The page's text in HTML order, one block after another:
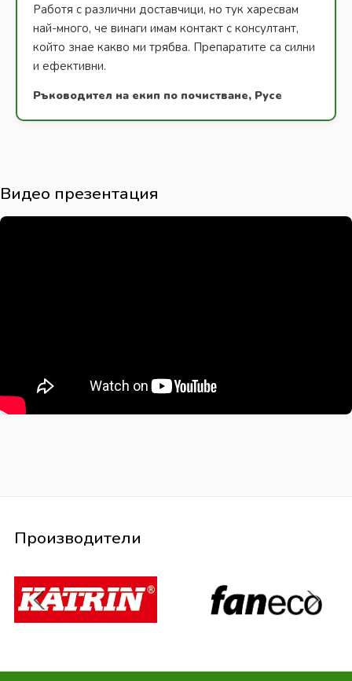
Работя с различни доставчици, но тук харесвам
най-много, че винаги имам контакт с консултант,
който знае какво ми трябва. Препаратите са силни
и ефективни.
Ръководител на екип по почистване, Русе
Видео презентация
Производители